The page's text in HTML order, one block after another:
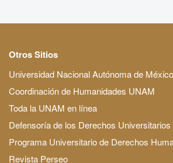
Otros Sitios
Universidad Nacional Autónoma de México
Coordinación de Humanidades UNAM
Toda la UNAM en línea
Defensoría de los Derechos Universitarios
Programa Universitario de Derechos
Revista Perseo